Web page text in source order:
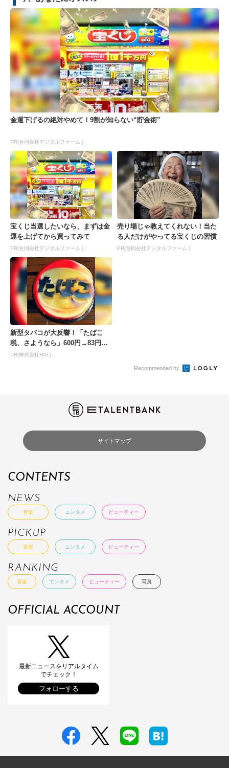
金運下げるの絶対やめて！9割が知らない“貯金術”
PR(合同会社デジタルファーム )
宝くじ当選したいなら、まずは金
運を上げてから買ってみて
PR(合同会社デジタルファーム )
売り場じゃ教えてくれない！当た
る人だけがやってる宝くじの習慣
PR(合同会社デジタルファーム )
新型タバコが大反響！「たばこ
税、さようなら」600円→83円の
新型が爆売れ
PR(株式会社HAL)
Recommended by
サイトマップ
CONTENTS
NEWS
音楽 エンタメ ビューティー
PICKUP
音楽 エンタメ ビューティー
RANKING
音楽 エンタメ ビューティー 写真
OFFICIAL ACCOUNT
最新ニュースをリアルタイム
でチェック！
フォローする